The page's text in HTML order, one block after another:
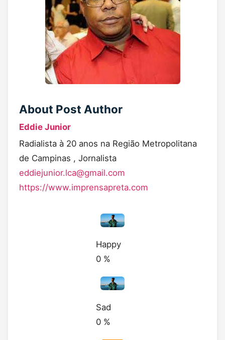
About Post Author
Eddie Junior
Radialista à 20 anos na Região Metropolitana
de Campinas , Jornalista
eddiejunior.lca@gmail.com
https://www.imprensapreta.com
Happy
0 %
Sad
0 %